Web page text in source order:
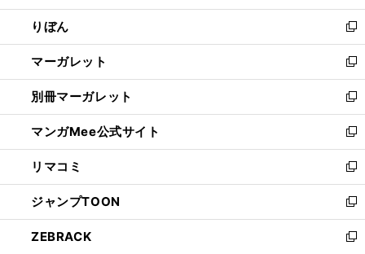
開
く
ウ
で
開
く
ン
ド
ウ
で
開
く
ウ
ィ
ン
ド
ウ
で
開
く
りぼん
新
し
い
ウ
ィ
ン
ド
ウ
で
開
く
マーガレット
新
し
い
ウ
ィ
ン
ド
ウ
で
開
く
別冊マーガレット
新
し
い
ウ
ィ
ン
ド
ウ
で
マンガMee公式サイト
新
し
い
ウ
ィ
ン
ド
リマコミ
新
し
い
ウ
ィ
ジャンプTOON
新
し
い
ZEBRACK
新